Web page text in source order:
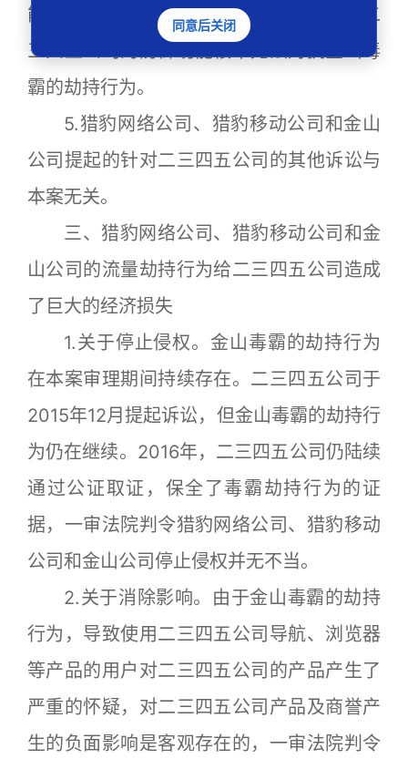
能，金山毒霸劫持行为手段多样且隐蔽，二
三四五公司的防御功能根本无法对抗金山毒
霸的劫持行为。
5.猎豹网络公司、猎豹移动公司和金山
公司提起的针对二三四五公司的其他诉讼与
本案无关。
三、猎豹网络公司、猎豹移动公司和金
山公司的流量劫持行为给二三四五公司造成
了巨大的经济损失
1.关于停止侵权。金山毒霸的劫持行为
在本案审理期间持续存在。二三四五公司于
2015年12月提起诉讼，但金山毒霸的劫持行
为仍在继续。2016年，二三四五公司仍陆续
通过公证取证，保全了毒霸劫持行为的证
据，一审法院判令猎豹网络公司、猎豹移动
公司和金山公司停止侵权并无不当。
2.关于消除影响。由于金山毒霸的劫持
行为，导致使用二三四五公司导航、浏览器
等产品的用户对二三四五公司的产品产生了
严重的怀疑，对二三四五公司产品及商誉产
生的负面影响是客观存在的，一审法院判令
同意后关闭